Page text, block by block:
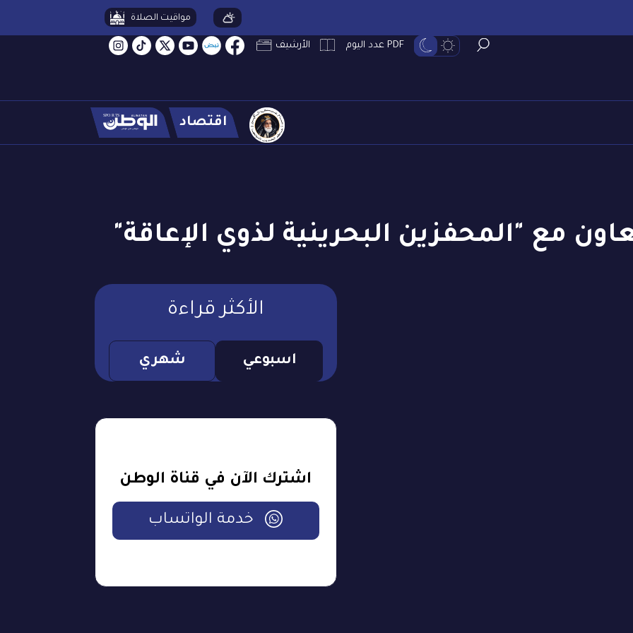
مواقيت الصلاة
PDF عدد اليوم الأرشيف
اقتصاد
مع "المحفزين البحرينية لذوي الإعاقة"
الأكثر قراءة
اسبوعي شهري
اشترك الآن في قناة الوطن
خدمة الواتساب